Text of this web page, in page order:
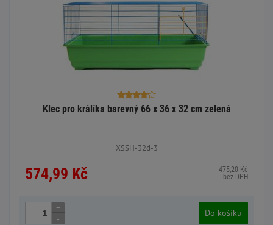
Klec pro králíka barevný 66 x 36 x 32 cm zelená
XSSH-32d-3
574,99 Kč
475,20 Kč
bez DPH
+
-
Do košíku